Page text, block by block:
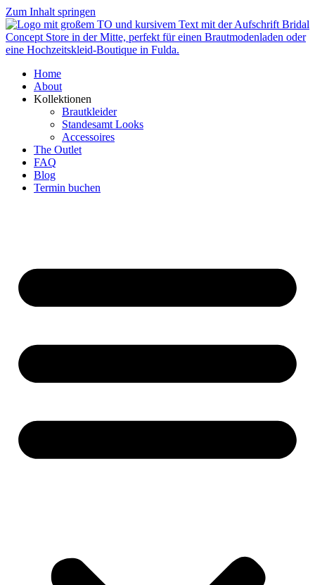
Zum Inhalt springen
Home
About
Kollektionen
Brautkleider
Standesamt Looks
Accessoires
The Outlet
FAQ
Blog
Termin buchen